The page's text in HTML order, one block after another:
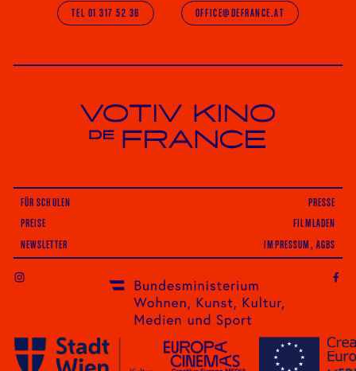
TEL 01 317 52 36 OFFICE@DEFRANCE.AT
Votiv Kino und Kino De France in Wien
FÜR SCHULEN
PRESSE
PREISE
FILMLADEN
NEWSLETTER IMPRESSUM, AGBS